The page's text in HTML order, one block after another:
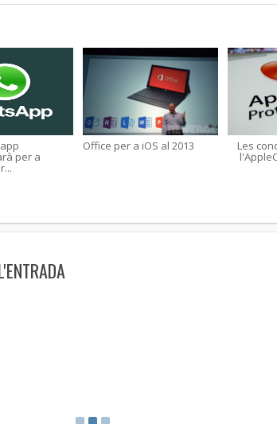
per a
Office per a iOS al 2013 Les